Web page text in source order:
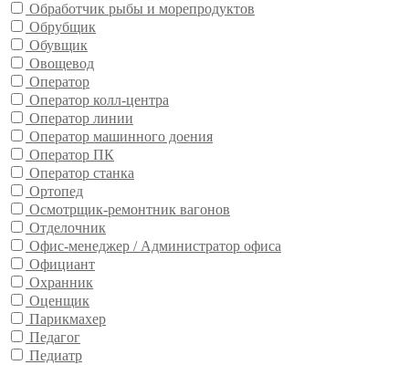
Обработчик рыбы и морепродуктов
Обрубщик
Обувщик
Овощевод
Оператор
Оператор колл-центра
Оператор линии
Оператор машинного доения
Оператор ПК
Оператор станка
Ортопед
Осмотрщик-ремонтник вагонов
Отделочник
Офис-менеджер / Администратор офиса
Официант
Охранник
Оценщик
Парикмахер
Педагог
Педиатр